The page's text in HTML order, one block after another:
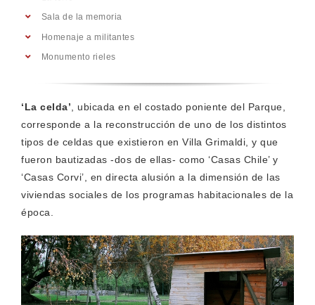
Sala de la memoria
Homenaje a militantes
Monumento rieles
‘La celda’ , ubicada en el costado poniente del Parque,
corresponde a la reconstrucción de uno de los distintos
tipos de celdas que existieron en Villa Grimaldi, y que
fueron bautizadas -dos de ellas- como ‘Casas Chile’ y
‘Casas Corvi’, en directa alusión a la dimensión de las
viviendas sociales de los programas habitacionales de la
época.